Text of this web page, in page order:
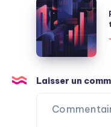
Canada :
votre
chemin
vers
le
rétablissement
financier
Pourquoi
les
comptables
parlent-
ils
toujours
du
BAIIA?
Laisser un